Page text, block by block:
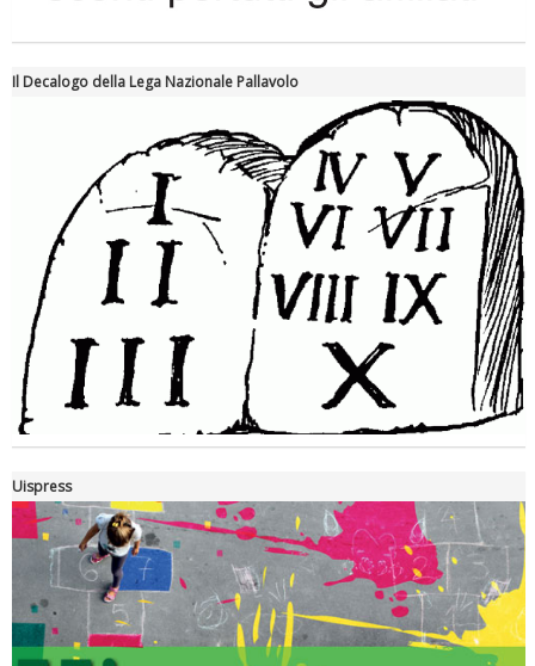
Ddl Lobby, Uisp: “Il Parlamento valorizzi le nostre specificità"
La formazione Uisp rallenta ma prosegue anche in estate
Il Decalogo della Lega Nazionale Pallavolo
Uispress